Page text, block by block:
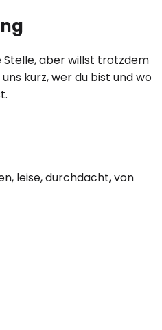
Stelle, aber willst trotzdem
kurz, wer du bist und wo
leise, durchdacht, von